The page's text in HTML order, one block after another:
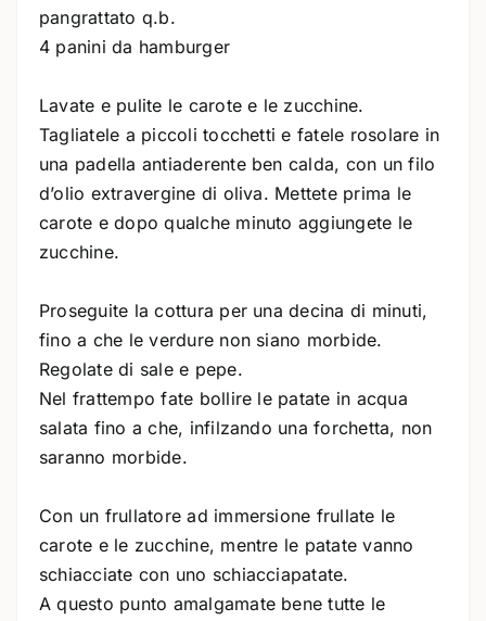
pangrattato q.b.
4 panini da hamburger
Lavate e pulite le carote e le zucchine.
Tagliatele a piccoli tocchetti e fatele rosolare in
una padella antiaderente ben calda, con un filo
d’olio extravergine di oliva. Mettete prima le
carote e dopo qualche minuto aggiungete le
zucchine.
Proseguite la cottura per una decina di minuti,
fino a che le verdure non siano morbide.
Regolate di sale e pepe.
Nel frattempo fate bollire le patate in acqua
salata fino a che, infilzando una forchetta, non
saranno morbide.
Con un frullatore ad immersione frullate le
carote e le zucchine, mentre le patate vanno
schiacciate con uno schiacciapatate.
A questo punto amalgamate bene tutte le